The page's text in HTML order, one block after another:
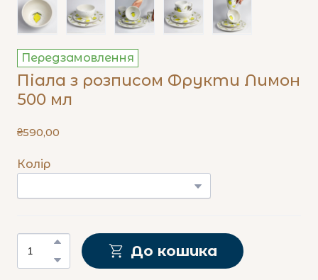
Передзамовлення
Піала з розписом Фрукти Лимон
500 мл
₴590,00
Колір
До кошика